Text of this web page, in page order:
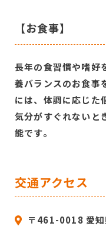
【お食事】
長年の食習慣や嗜好
養バランスのお食事
には、体調に応じた
気分がすぐれないと
能です。
交通アクセス
〒461-0018 愛